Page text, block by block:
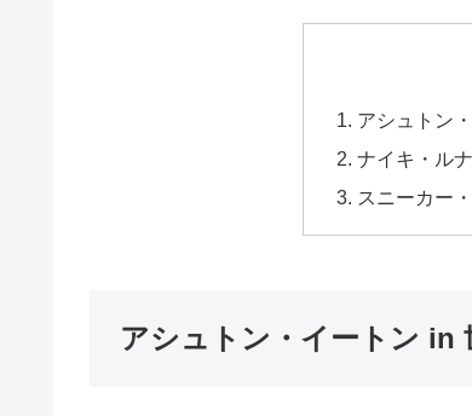
アシュトン
ナイキ・ル
スニーカー
アシュトン・イートン in